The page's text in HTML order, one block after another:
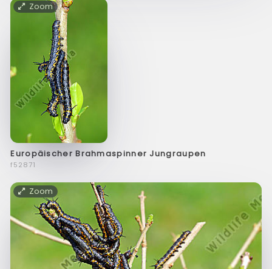
Zoom
Europäischer Brahmaspinner Jungraupen
f52871
Zoom